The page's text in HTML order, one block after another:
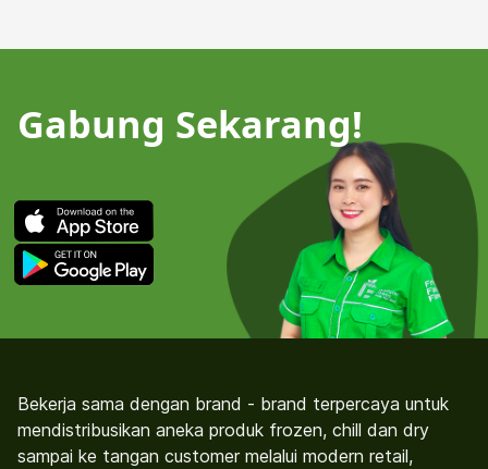
Gabung Sekarang!
Bekerja sama dengan brand - brand terpercaya untuk
mendistribusikan aneka produk frozen, chill dan dry
sampai ke tangan customer melalui modern retail,